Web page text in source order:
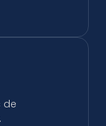
de